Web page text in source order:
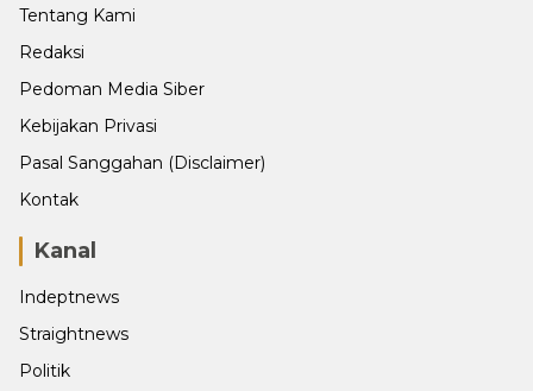
Tentang Kami
Redaksi
Pedoman Media Siber
Kebijakan Privasi
Pasal Sanggahan (Disclaimer)
Kontak
Kanal
Indeptnews
Straightnews
Politik